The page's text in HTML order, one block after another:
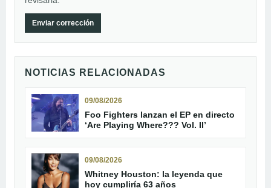
Enviar corrección
NOTICIAS RELACIONADAS
09/08/2026
Foo Fighters lanzan el EP en directo
‘Are Playing Where??? Vol. II’
09/08/2026
Whitney Houston: la leyenda que
hoy cumpliría 63 años